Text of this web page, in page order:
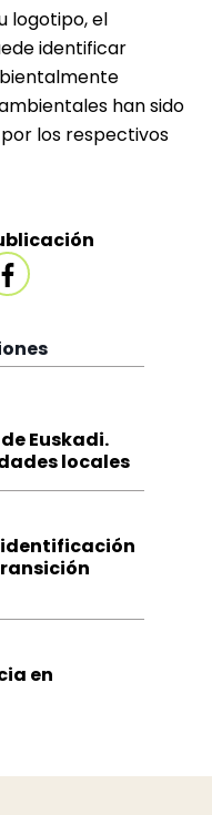
logotipo, el
identificar
han sido
los respectivos
Euskadi.
locales
en